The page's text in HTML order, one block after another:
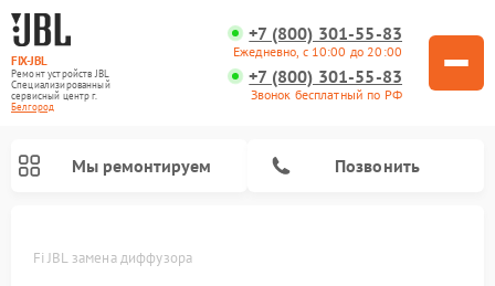
FIX-JBL
Ремонт устройств JBL
Специализированный
cервисный центр г.
Белгород
+7 (800) 301-55-83
Ежедневно, с 10:00 до 20:00
+7 (800) 301-55-83
Звонок бесплатный по РФ
Мы ремонтируем Позвонить
Hi-Fi JBL замена диффузора